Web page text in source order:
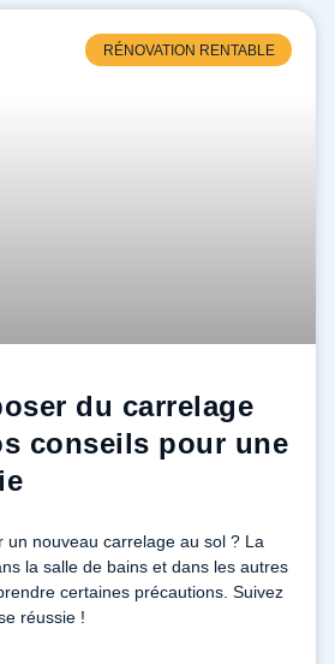
RÉNOVATION RENTABLE
du carrelage
conseils pour une
un nouveau carrelage au sol ? La
la salle de bains et dans les autres
certaines précautions. Suivez
réussie !